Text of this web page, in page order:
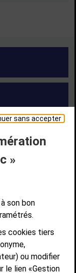
sans accepter
»
son bon
cookies tiers
ou modifier
le lien «Gestion
PLAN DE SITE
DES COOKIES
Versailles
CEDEX